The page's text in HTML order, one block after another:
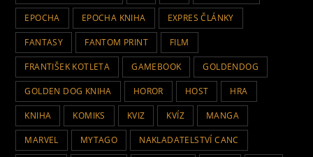
EPOCHA EPOCHA KNIHA EXPRES ČLÁNKY
FANTASY FANTOM PRINT FILM
FRANTIŠEK KOTLETA GAMEBOOK GOLDENDOG
GOLDEN DOG KNIHA HOROR HOST HRA
KNIHA KOMIKS KVIZ KVÍZ MANGA
MARVEL MYTAGO NAKLADATELSTVÍ CANC